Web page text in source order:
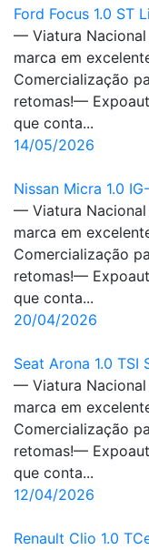
Ford Focus 1.0 ST
— Viatura
marca em
Comercialização
retomas!—
que conta...
14/05/2026
Nissan Micra 1.0
— Viatura
marca em
Comercialização
retomas!—
que conta...
20/04/2026
Seat Arona 1.0 TSI
— Viatura
marca em
Comercialização
retomas!—
que conta...
12/04/2026
Renault Clio 1.0